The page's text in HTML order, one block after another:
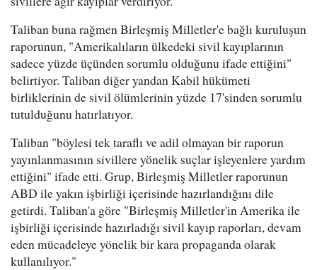
Taliban buna rağmen Birleşmiş Milletler'e bağlı kuruluşun
raporunun, "Amerikalıların ülkedeki sivil kayıplarının
sadece yüzde üçünden sorumlu olduğunu ifade ettiğini"
belirtiyor. Taliban diğer yandan Kabil hükümeti
birliklerinin de sivil ölümlerinin yüzde 17'sinden sorumlu
tutulduğunu hatırlatıyor.
Taliban "böylesi tek taraflı ve adil olmayan bir raporun
yayınlanmasının sivillere yönelik suçlar işleyenlere yardım
ettiğini" ifade etti. Grup, Birleşmiş Milletler raporunun
ABD ile yakın işbirliği içerisinde hazırlandığını dile
getirdi. Taliban'a göre "Birleşmiş Milletler'in Amerika ile
işbirliği içerisinde hazırladığı sivil kayıp raporları, devam
eden mücadeleye yönelik bir kara propaganda olarak
kullanılıyor."